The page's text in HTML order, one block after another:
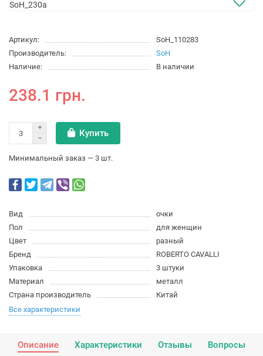
Артикул:
SoH_110283
Производитель:
SoH
Наличие:
В наличии
238.1 грн.
Купить
Минимальный заказ — 3 шт.
Вид
очки
Пол
для женщин
Цвет
разный
Бренд
ROBERTO CAVALLI
Упаковка
3 штуки
Материал
металл
Страна производитель
Китай
Все характеристики
Описание Характеристики Отзывы Вопросы